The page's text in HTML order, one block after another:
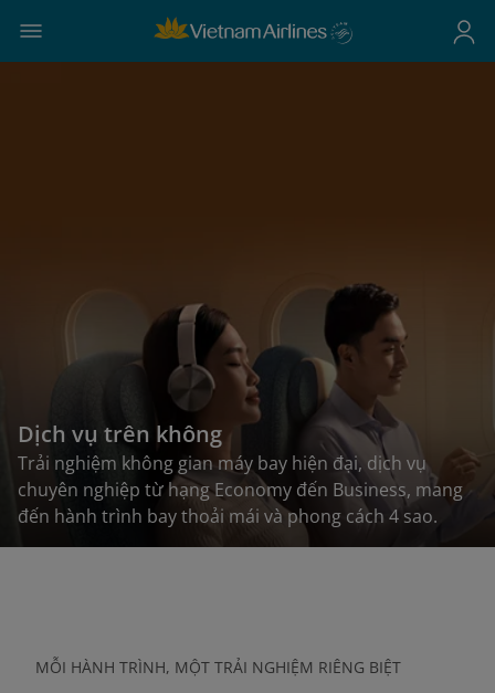
Dịch vụ trên không
Trải nghiệm không gian máy bay hiện đại, dịch vụ
chuyên nghiệp từ hạng Economy đến Business, mang
đến hành trình bay thoải mái và phong cách 4 sao.
MỖI HÀNH TRÌNH, MỘT TRẢI NGHIỆM RIÊNG BIỆT